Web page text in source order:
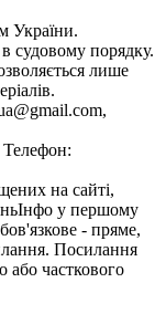
України.
судовому порядку.
лише
Телефон:
на сайті,
у першому
- пряме,
Посилання
або часткового